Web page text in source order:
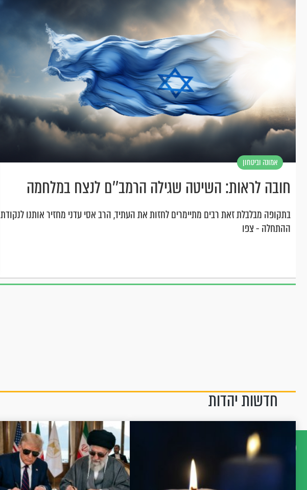
אמונה וביטחון
חובה לראות: השיטה שגילה הרמב''ם לנצח במלחמה
בתקופה מבלבלת זאת רבים מתיימרים לחזות את העתיד, הרב אסי עדני מחזיר אותנו לנקודת
ההתחלה - צפו
חדשות יהדות